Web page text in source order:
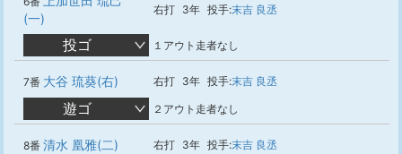
(一)
右打 3年 投手:末吉 良丞
投ゴ １アウト走者なし
7番 大谷 琉葵(右) 右打 3年 投手:末吉 良丞
遊ゴ ２アウト走者なし
8番 清水 凰雅(二) 右打 3年 投手:末吉 良丞